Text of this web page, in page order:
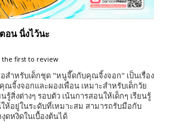
น นิ่งไว้นะ
the first to review
สำหรับเด็กชุด "หนูจี๊ดกับคุณจิ้งจอก" เป็นเรื่อง
จิ้งจอกและผองเพื่อน เหมาะสำหรับเด็กวัย
รู้สิ่งต่างๆ รอบตัว เน้นการสอนให้เด็กๆ เรียนรู้
ห้อยู่ในระดับที่เหมาะสม สามารถรับมือกับ
ดหงิดในเบื้องต้นได้